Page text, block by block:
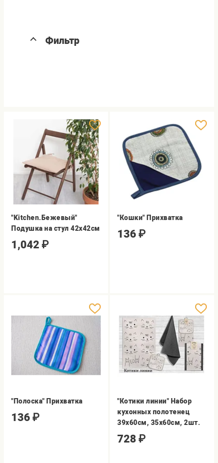
Фильтр
"Kitchen.Бежевый"
Подушка на стул 42х42см
1,042 ₽
"Кошки" Прихватка
136 ₽
"Полоска" Прихватка
136 ₽
"Котики линии" Набор
кухонных полотенец
39х60см, 35х60см, 2шт.
728 ₽